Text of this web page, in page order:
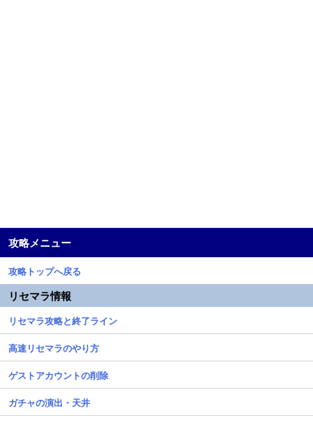
攻略メニュー
攻略トップへ戻る
リセマラ情報
リセマラ攻略と終了ライン
高速リセマラのやり方
ゲストアカウントの削除
ガチャの演出・天井